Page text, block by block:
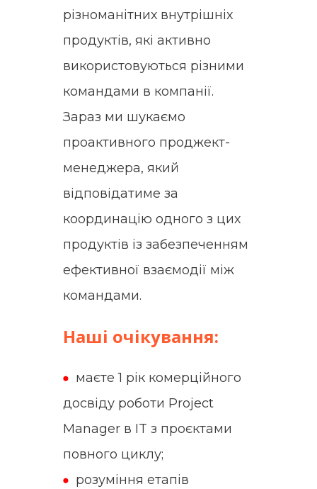
різноманітних внутрішніх
продуктів, які активно
використовуються різними
командами в компанії.
Зараз ми шукаємо
проактивного проджект-
менеджера, який
відповідатиме за
координацію одного з цих
продуктів із забезпеченням
ефективної взаємодії між
командами.
Наші очікування:
маєте 1 рік комерційного
досвіду роботи Project
Manager в IT з проєктами
повного циклу;
розуміння етапів